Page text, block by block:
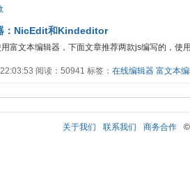
：NicEdit和Kindeditor
富文本编辑器，下面文章推荐两款js编写的，使
阅读：50941 标签： 在线编辑器 富文本
关于我们 联系我们 商务合作